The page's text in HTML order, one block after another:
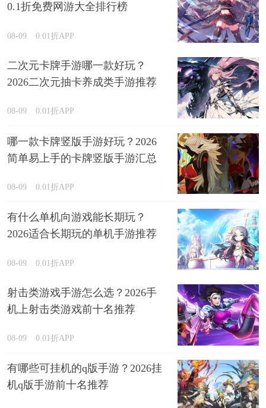
0.1折免费网游大全排行榜
08-09 0.01折APP
二次元卡牌手游哪一款好玩？
2026二次元抽卡养成类手游推荐
08-09 0.01折APP
哪一款卡牌竖版手游好玩？2026
简单易上手的卡牌竖版手游汇总
08-09 0.01折APP
有什么单机向游戏能长期玩？
2026适合长期玩的单机手游推荐
08-09 0.01折APP
射击类游戏手游怎么选？2026手
机上射击类游戏前十名推荐
08-09 0.01折APP
有哪些可挂机的q版手游？2026挂
机q版手游前十名推荐